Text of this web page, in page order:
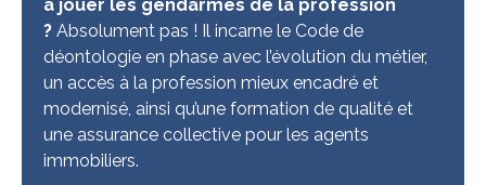
à jouer les gendarmes de la profession
? Absolument pas ! Il incarne le Code de
déontologie en phase avec l’évolution du métier,
un accès à la profession mieux encadré et
modernisé, ainsi qu’une formation de qualité et
une assurance collective pour les agents
immobiliers.